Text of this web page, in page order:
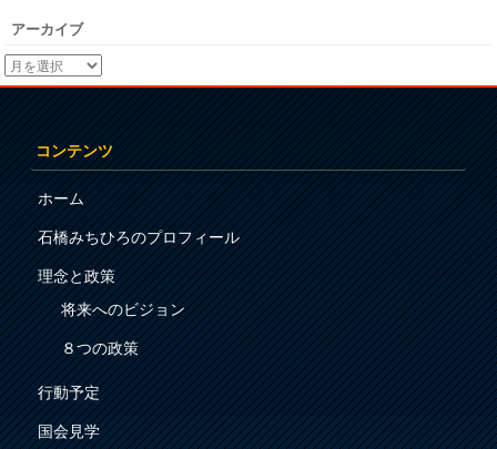
アーカイブ
コンテンツ
ホーム
石橋みちひろのプロフィール
理念と政策
将来へのビジョン
８つの政策
行動予定
国会見学